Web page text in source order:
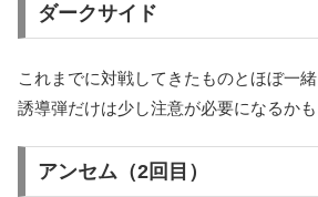
ダークサイド
これまでに対戦してきたものとほぼ一緒
誘導弾だけは少し注意が必要になるかも
アンセム（2回目）